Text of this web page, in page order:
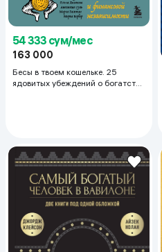
54 333 сум/мес
163 000
Бесы в твоем кошельке. 25
ядовитых убеждений о богатстве